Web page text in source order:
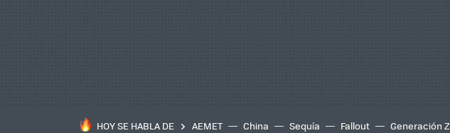
HOY SE HABLA DE AEMET China Sequía Fallout Generación Z